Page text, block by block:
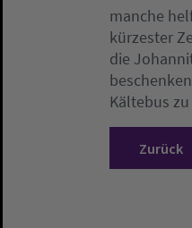
manche
kürzester
die
Kältebus
Zurück